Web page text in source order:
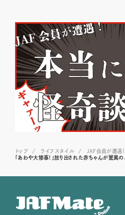
トップ ライフスタイル
JAF会員が遭遇
「あわや大惨事！」放り出された赤ちゃんが驚異の